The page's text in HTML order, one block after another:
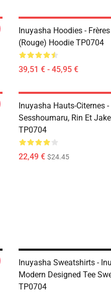
Inuyasha Hoodies -
(rouge) Hoodie TP0704
39,51 € - 45,95 €
Inuyasha Hauts-Citernes -
Sesshoumaru, Rin Et
TP0704
22,49 € $24.45
Inuyasha Sweatshirts -
Modern Designed Tee
TP0704